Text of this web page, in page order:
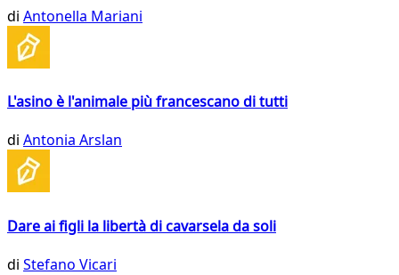
di Antonella Mariani
L'asino è l'animale più francescano di tutti
di Antonia Arslan
Dare ai figli la libertà di cavarsela da soli
di Stefano Vicari